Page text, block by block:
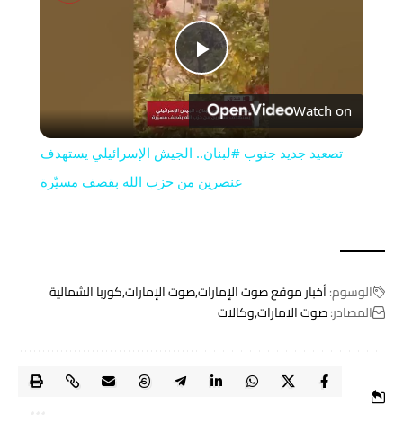
Play
Video
Watch on
تصعيد جديد جنوب #لبنان.. الجيش الإسرائيلي يستهدف
عنصرين من حزب الله بقصف مسيّرة
الوسوم:أخبار موقع صوت الإماراتصوت الإماراتكوربا الشمالية
المصادر:صوت الاماراتوكالات